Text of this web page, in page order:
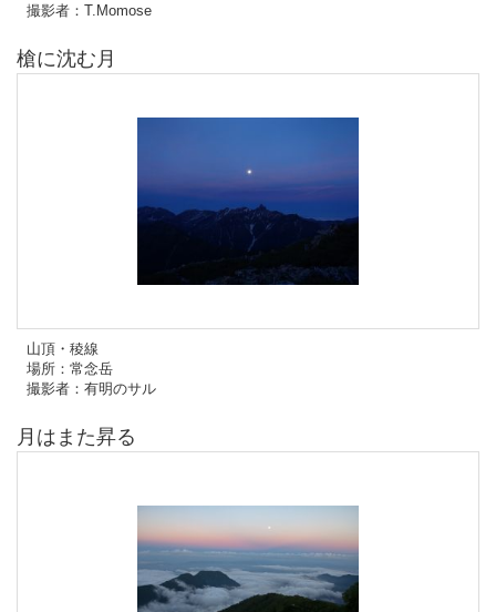
撮影者：T.Momose
槍に沈む月
山頂・稜線
場所：常念岳
撮影者：有明のサル
月はまた昇る